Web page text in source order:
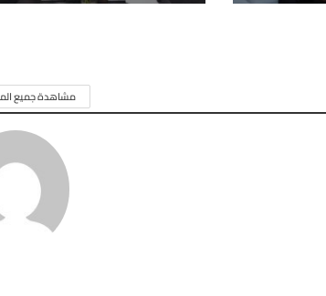
مشاهدة جميع